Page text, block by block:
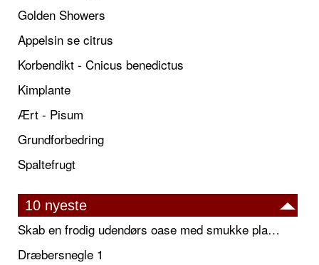
Golden Showers
Appelsin se citrus
Korbendikt - Cnicus benedictus
Kimplante
Ært - Pisum
Grundforbedring
Spaltefrugt
10 nyeste
Skab en frodig udendørs oase med smukke plantekrukker og elegante espalier
Dræbersnegle 1